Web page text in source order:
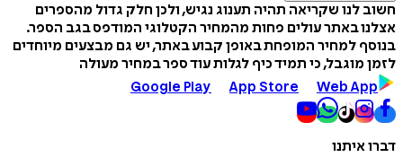
חשוב לנו שקריאה תהיה תענוג נגיש, ולכן חלק גדול מהספרים
אצלנו באתר עולים פחות מהמחיר הקטלוגי המודפס בגב הספר.
בנוסף למחיר המופחת באופן קבוע באתר, יש גם מבצעים מיוחדים
לזמן מוגבל, כי תמיד כיף לגלות עוד ספר במחיר מעולה
Google Play
App Store Web App
דברו איתנו